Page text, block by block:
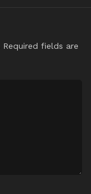
Required fields are